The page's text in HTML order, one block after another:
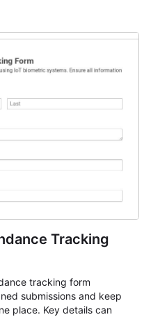
Tracking
tracking form
submissions and keep
place. Key details can